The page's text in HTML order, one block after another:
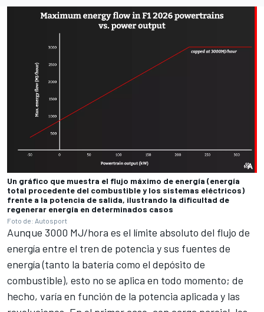
Un gráfico que muestra el flujo máximo de energía (energía
total procedente del combustible y los sistemas eléctricos)
frente a la potencia de salida, ilustrando la dificultad de
regenerar energía en determinados casos
Foto de: Autosport
Aunque 3000 MJ/hora es el límite absoluto del flujo de
energía entre el tren de potencia y sus fuentes de
energía (tanto la batería como el depósito de
combustible), esto no se aplica en todo momento; de
hecho, varía en función de la potencia aplicada y las